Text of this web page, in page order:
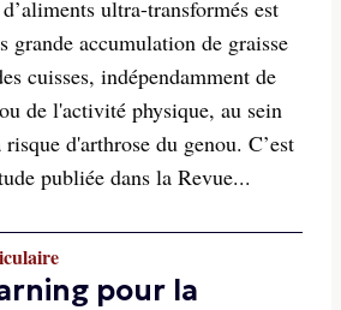
ultra-transformés est
grande accumulation de graisse
cuisses, indépendamment de
de l'activité physique, au sein
d'arthrose du genou. C’est
publiée dans la Revue...
pour la